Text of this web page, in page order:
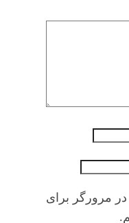
مرورگر برای